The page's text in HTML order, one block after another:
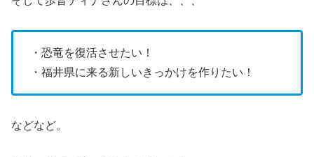
・恐竜を復活させたい！
・福井県に来る新しいきっかけを作りたい！
などなど。